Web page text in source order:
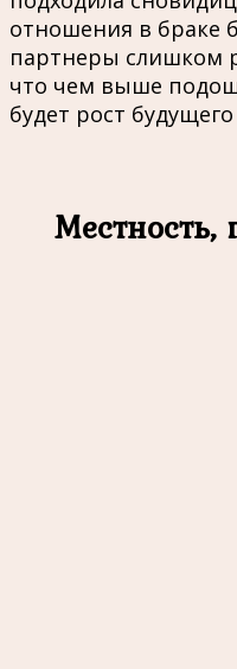
отношения в браке
партнеры слишком
что чем выше
будет рост
Местность,